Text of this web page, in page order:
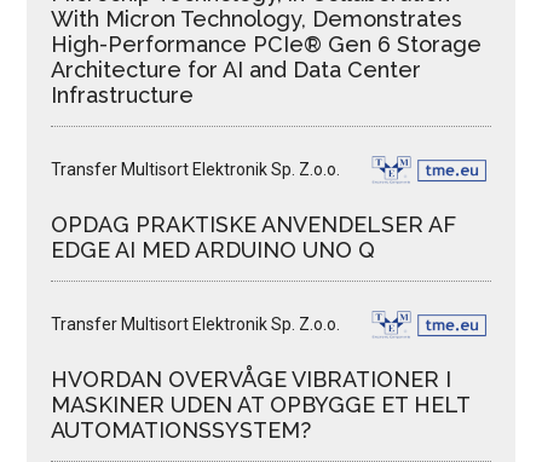
With Micron Technology, Demonstrates
High-Performance PCIe® Gen 6 Storage
Architecture for AI and Data Center
Infrastructure
Transfer Multisort Elektronik Sp. Z.o.o.
OPDAG PRAKTISKE ANVENDELSER AF
EDGE AI MED ARDUINO UNO Q
Transfer Multisort Elektronik Sp. Z.o.o.
HVORDAN OVERVÅGE VIBRATIONER I
MASKINER UDEN AT OPBYGGE ET HELT
AUTOMATIONSSYSTEM?